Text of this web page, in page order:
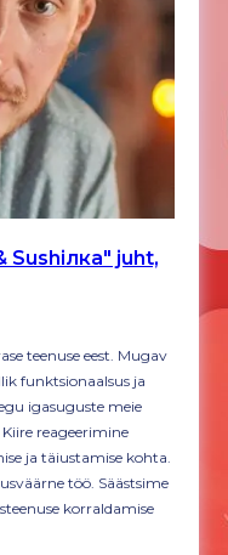
Sushiлка" juht,
teenuse eest. Mugav
funktsionaalsus ja
igasuguste meie
reageerimine
ja täiustamise kohta.
töö. Säästsime
korraldamise